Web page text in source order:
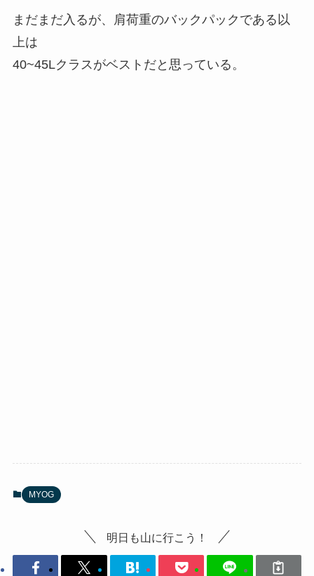
まだまだ入るが、肩荷重のバックパックである以
上は
40~45Lクラスがベストだと思っている。
MYOG
明日も山に行こう！